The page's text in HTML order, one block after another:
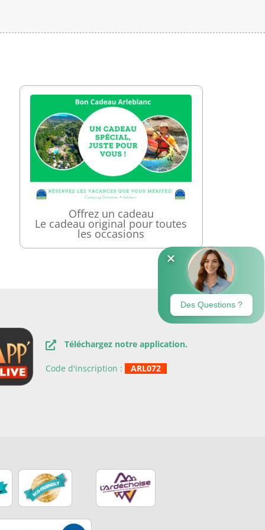
Offrez un cadeau
Le cadeau original pour toutes
les occasions
Téléchargez notre application.
Code d'inscription : ARL072